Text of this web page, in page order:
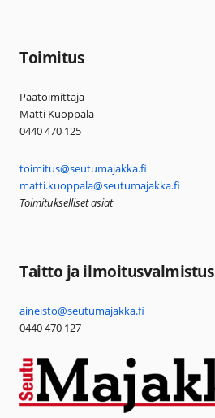
Toimitus
Päätoimittaja
Matti Kuoppala
0440 470 125
toimitus@seutumajakka.fi
matti.kuoppala@seutumajakka.fi
Toimitukselliset asiat
Taitto ja ilmoitusvalmistus
aineisto@seutumajakka.fi
0440 470 127